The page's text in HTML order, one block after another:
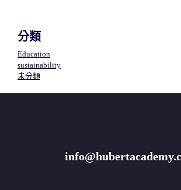
分類
Education
sustainability
未分類